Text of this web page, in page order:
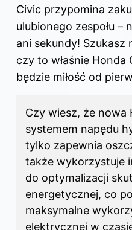
Civic przypomina
ulubionego zespołu –
ani sekundy! Szukasz
czy to właśnie Honda
będzie miłość od
Czy wiesz, że nowa
systemem napędu
tylko zapewnia
także wykorzystuje
do optymalizacji
energetycznej, co
maksymalne
elektrycznej w